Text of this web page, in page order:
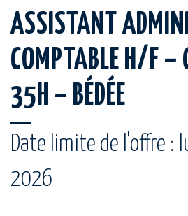
ASSISTANT
COMPTABLE H/F –
35H – BÉDÉE
Date limite de l'offre :
2026